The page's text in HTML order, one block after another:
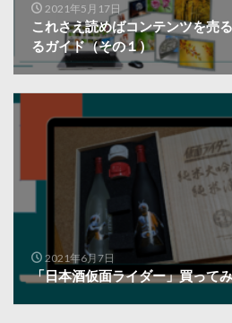
2021年5月17日
これさえ読めばコンテンツを売
るガイド（その１）
2021年6月7日
「日本酒仮面ライダー」買って